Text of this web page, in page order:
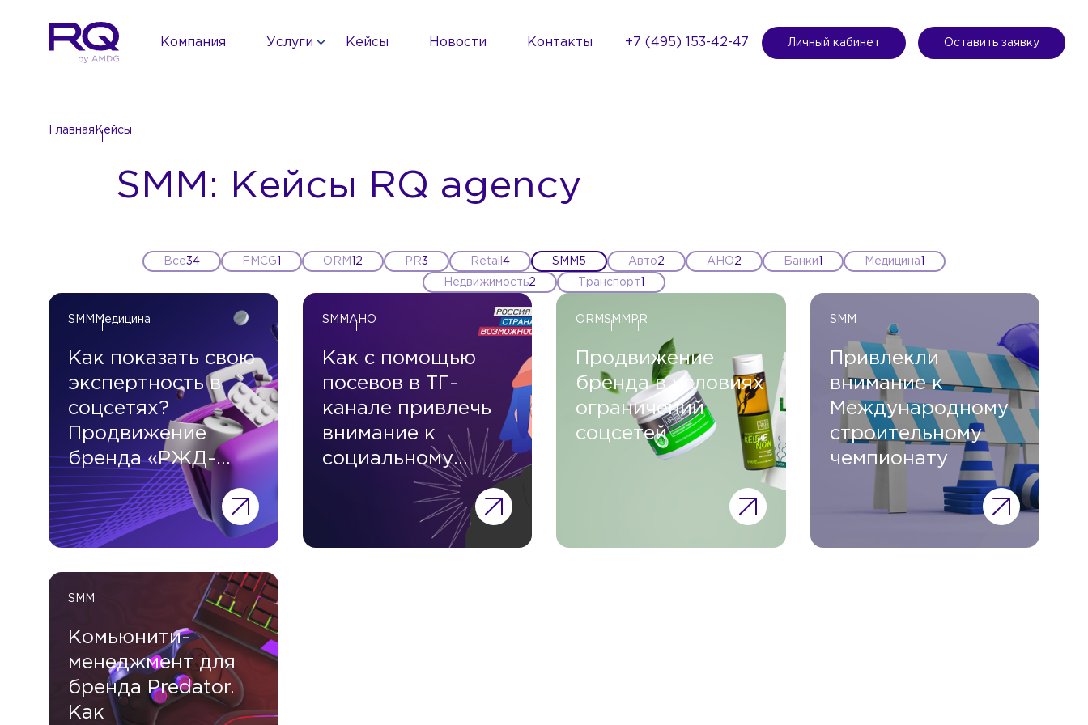
Компания Услуги Кейсы Новости Контакты +7 (495) 153-42-47 Личный кабинет Оставить заявку
Главная Кейсы
SMM: Кейсы RQ agency
Все34 FMCG ORM 12 PR3 Retail 4 SMM 5 Авто2 АНО2 Банки Медицина
Недвижимость2 Транспорт
SMM Медицина
Как показать свою
экспертность в
соцсетях?
Продвижение
бренда «РЖД-
Медицина»
SMM АНО
Как с помощью
посевов в ТГ-
канале привлечь
внимание к
социальному
проекту?
ORM SMM PR
Продвижение
бренда в условиях
ограничений
соцсетей
SMM
Привлекли
внимание к
Международному
строительному
чемпионату
SMM
Комьюнити-
менеджмент для
бренда Predator.
Как